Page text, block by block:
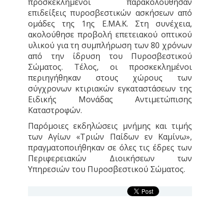
επιδείξεις πυροσβεστικών ασκήσεων από
ομάδες της 1ης Ε.ΜΑ.Κ. Στη συνέχεια,
ακολούθησε προβολή επετειακού οπτικού
υλικού για τη συμπλήρωση των 80 χρόνων
από την ίδρυση του Πυροσβεστικού
Σώματος. Τέλος, οι προσκεκλημένοι
περιηγήθηκαν στους χώρους των
σύγχρονων κτιριακών εγκαταστάσεων της
Ειδικής Μονάδας Αντιμετώπισης
Καταστροφών.
Παρόμοιες εκδηλώσεις μνήμης και τιμής
των Αγίων «Τριών Παίδων εν Καμίνω»,
πραγματοποιήθηκαν σε όλες τις έδρες των
Περιφερειακών Διοικήσεων των
Υπηρεσιών του Πυροσβεστικού Σώματος.